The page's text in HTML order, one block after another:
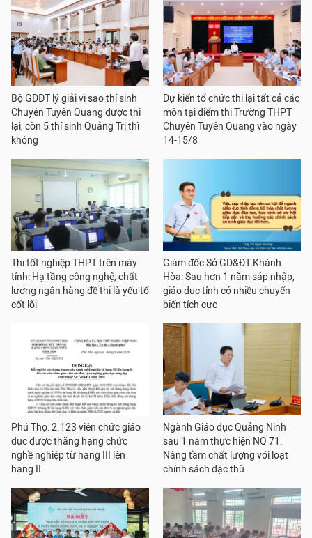
Bộ GDĐT lý giải vì sao thí sinh
Chuyên Tuyên Quang được thi
lại, còn 5 thí sinh Quảng Trị thì
không
Dự kiến tổ chức thi lại tất cả các
môn tại điểm thi Trường THPT
Chuyên Tuyên Quang vào ngày
14-15/8
Thi tốt nghiệp THPT trên máy
tính: Hạ tầng công nghệ, chất
lượng ngân hàng đề thi là yếu tố
cốt lõi
Giám đốc Sở GD&ĐT Khánh
Hòa: Sau hơn 1 năm sáp nhập,
giáo dục tỉnh có nhiều chuyển
biến tích cực
Phú Thọ: 2.123 viên chức giáo
dục được thăng hạng chức
nghề nghiệp từ hạng III lên
hạng II
Ngành Giáo dục Quảng Ninh
sau 1 năm thực hiện NQ 71:
Nâng tầm chất lượng với loạt
chính sách đặc thù